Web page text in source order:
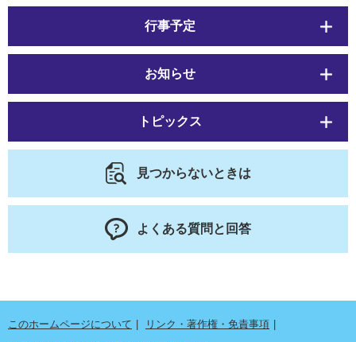
行事予定
お知らせ
トピックス
見つからないときは
よくある質問と回答
このホームページについて
リンク・著作権・免責事項